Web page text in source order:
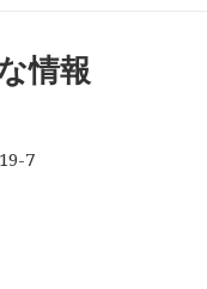
情報
7